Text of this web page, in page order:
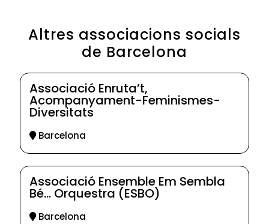
Altres associacions socials
de Barcelona
Associació Enruta’t,
Acompanyament-Feminismes-
Diversitats
Barcelona
Associació Ensemble Em Sembla
Bé… Orquestra (ESBO)
Barcelona